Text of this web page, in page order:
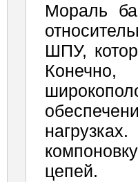
Мораль
ШПУ,
цепей.